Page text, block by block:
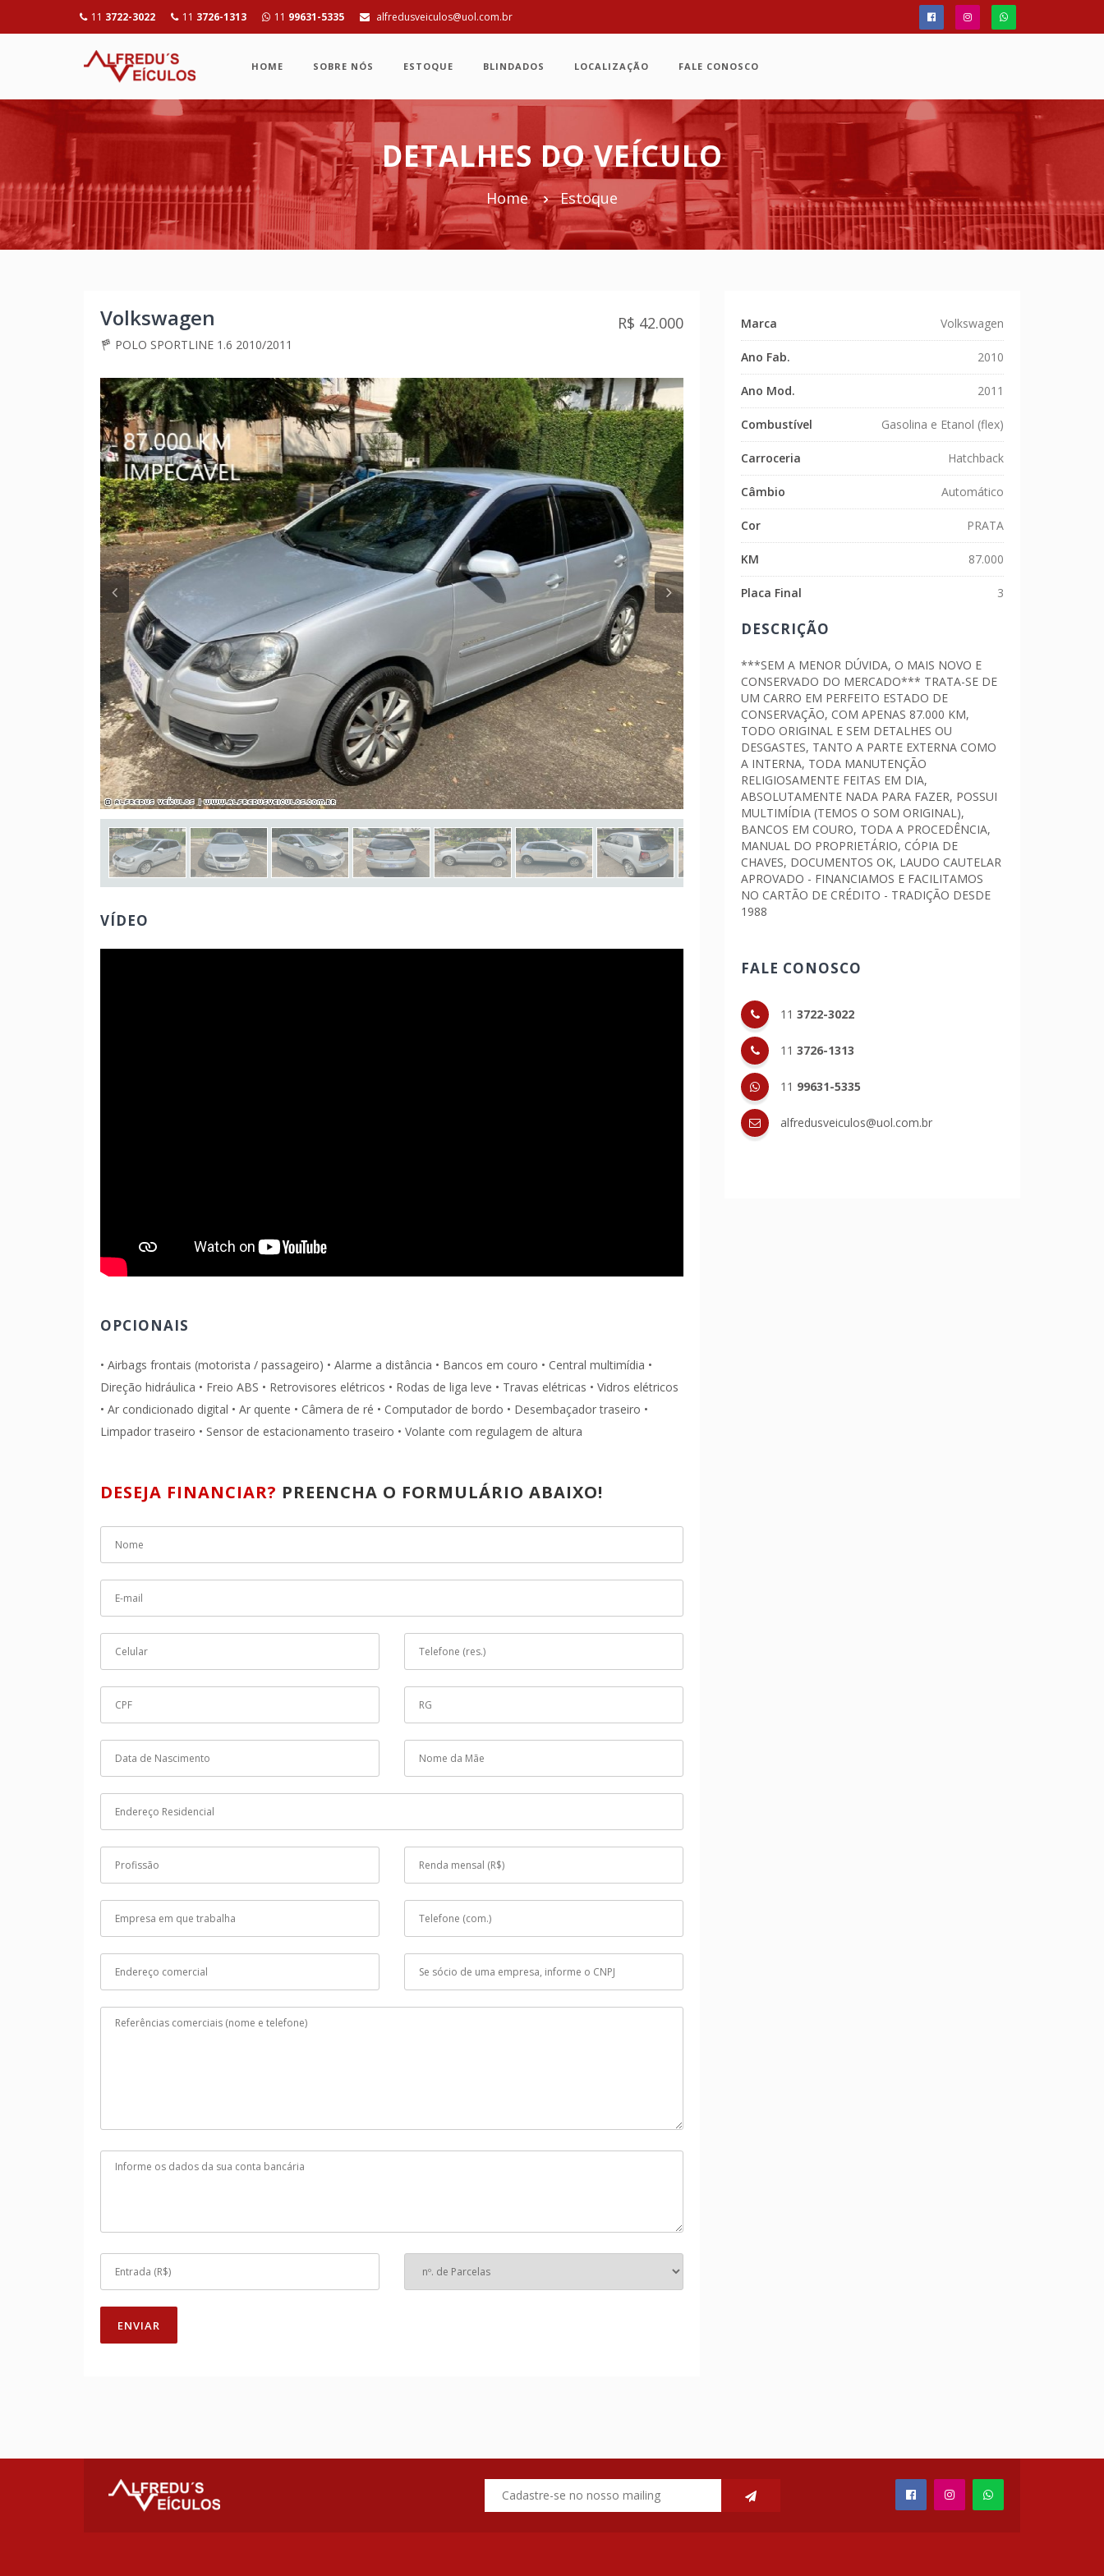
11 3722-3022 11 3726-1313 11 99631-5335 alfredusveiculos@uol.com.br
HOME SOBRE NÓS ESTOQUE BLINDADOS LOCALIZAÇÃO FALE CONOSCO
DETALHES DO VEÍCULO
Home Estoque
Volkswagen
POLO SPORTLINE 1.6 2010/2011
R$ 42.000
Anterior Próximo
VÍDEO
OPCIONAIS
• Airbags frontais (motorista / passageiro) • Alarme a distância • Bancos em couro • Central multimídia •
Direção hidráulica • Freio ABS • Retrovisores elétricos • Rodas de liga leve • Travas elétricas • Vidros elétricos
• Ar condicionado digital • Ar quente • Câmera de ré • Computador de bordo • Desembaçador traseiro •
Limpador traseiro • Sensor de estacionamento traseiro • Volante com regulagem de altura
DESEJA FINANCIAR? PREENCHA O FORMULÁRIO ABAIXO!
ENVIAR
Marca Volkswagen
Ano Fab. 2010
Ano Mod. 2011
Combustível Gasolina e Etanol (flex)
Carroceria Hatchback
Câmbio Automático
Cor PRATA
KM 87.000
Placa Final 3
DESCRIÇÃO
***SEM A MENOR DÚVIDA, O MAIS NOVO E
CONSERVADO DO MERCADO*** TRATA-SE DE
UM CARRO EM PERFEITO ESTADO DE
CONSERVAÇÃO, COM APENAS 87.000 KM,
TODO ORIGINAL E SEM DETALHES OU
DESGASTES, TANTO A PARTE EXTERNA COMO
A INTERNA, TODA MANUTENÇÃO
RELIGIOSAMENTE FEITAS EM DIA,
ABSOLUTAMENTE NADA PARA FAZER, POSSUI
MULTIMÍDIA (TEMOS O SOM ORIGINAL),
BANCOS EM COURO, TODA A PROCEDÊNCIA,
MANUAL DO PROPRIETÁRIO, CÓPIA DE
CHAVES, DOCUMENTOS OK, LAUDO CAUTELAR
APROVADO - FINANCIAMOS E FACILITAMOS
NO CARTÃO DE CRÉDITO - TRADIÇÃO DESDE
1988
FALE CONOSCO
11 3722-3022
11 3726-1313
11 99631-5335
alfredusveiculos@uol.com.br